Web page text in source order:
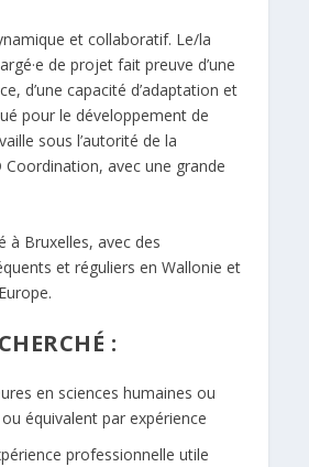
et collaboratif. Le/la
de projet fait preuve d’une
d’une capacité d’adaptation et
pour le développement de
sous l’autorité de la
Coordination, avec une grande
à Bruxelles, avec des
et réguliers en Wallonie et
:
en sciences humaines ou
équivalent par expérience
professionnelle utile